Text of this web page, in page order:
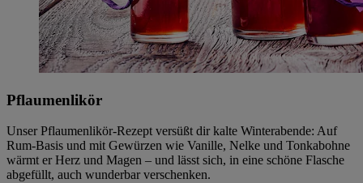
Pflaumenlikör
Unser Pflaumenlikör-Rezept versüßt dir kalte Winterabende: Auf
Rum-Basis und mit Gewürzen wie Vanille, Nelke und Tonkabohne
wärmt er Herz und Magen – und lässt sich, in eine schöne Flasche
abgefüllt, auch wunderbar verschenken.